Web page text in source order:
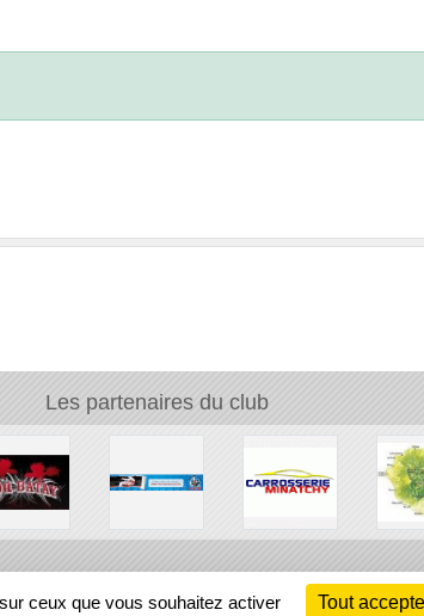
Les partenaires du club
ceux que vous souhaitez activer Tout